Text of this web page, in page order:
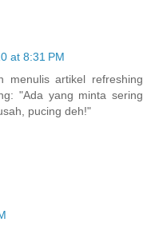
at 8:31 PM
menulis artikel refreshing
"Ada yang minta sering
pucing deh!"